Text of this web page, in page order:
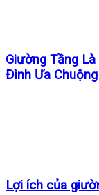
Giường Tầng
Đình Ưa Chuộng
Lợi ích của